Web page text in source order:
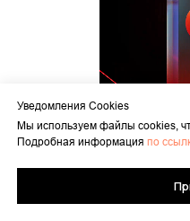
Уведомления Cookies
Мы используем файлы cookies,
Подробная информация по